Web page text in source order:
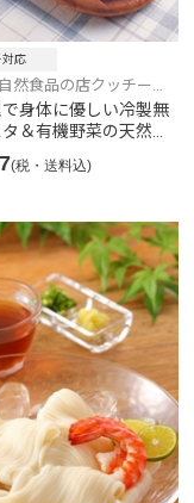
対応
然食品の店クッチー
ド身体に優しい冷製無
＆有機野菜の天然酵
ト(パスタ2食、ピザ5
(税・送料込)